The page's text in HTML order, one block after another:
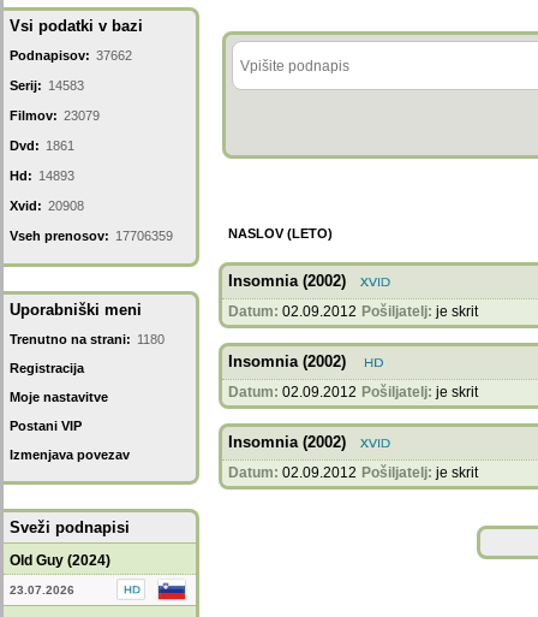
Vsi podatki v bazi
Podnapisov: 37662
Serij: 14583
Filmov: 23079
Dvd: 1861
Hd: 14893
Xvid: 20908
Vseh prenosov: 17706359
Uporabniški meni
Trenutno na strani: 1180
Registracija
Moje nastavitve
Postani VIP
Izmenjava povezav
Sveži podnapisi
Old Guy (2024)
23.07.2026
NASLOV (LETO)
Insomnia (2002)
Datum: 02.09.2012 Pošiljatelj: je skrit
Insomnia (2002)
Datum: 02.09.2012 Pošiljatelj: je skrit
Insomnia (2002)
Datum: 02.09.2012 Pošiljatelj: je skrit